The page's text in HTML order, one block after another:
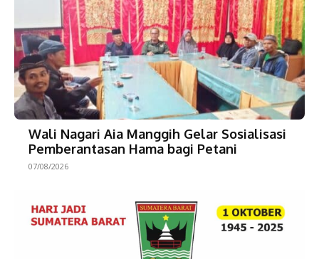
Wali Nagari Aia Manggih Gelar Sosialisasi
Pemberantasan Hama bagi Petani
07/08/2026